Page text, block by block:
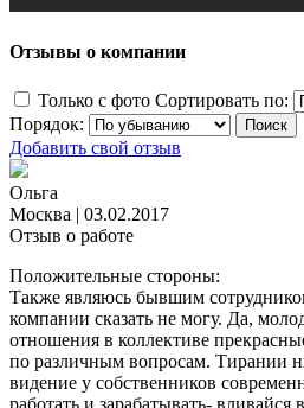
Отзывы о компании
Только с фото Сортировать по:
Порядок:
Добавить свой отзыв
Ольга
Москва | 03.02.2017
Отзыв о работе
Положительные стороны:
Также являюсь бывшим
компании сказать не могу. Да,
отношения в коллективе
по различным вопросам. Тирании
видение у собственников